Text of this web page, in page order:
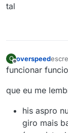
tal
O
Offline
overspeed
funcionar
que eu me
his aspro
giro mais